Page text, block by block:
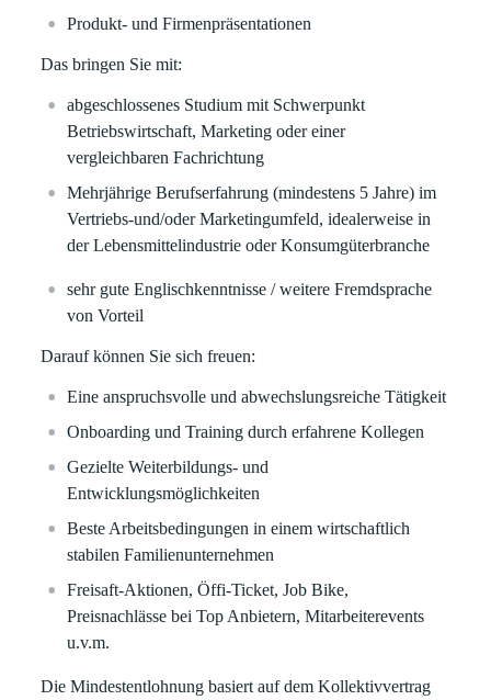
Produkt- und Firmenpräsentationen
Das bringen Sie mit:
abgeschlossenes Studium mit Schwerpunkt
Betriebswirtschaft, Marketing oder einer
vergleichbaren Fachrichtung
Mehrjährige Berufserfahrung (mindestens 5 Jahre) im
Vertriebs-und/oder Marketingumfeld, idealerweise in
der Lebensmittelindustrie oder Konsumgüterbranche
sehr gute Englischkenntnisse / weitere Fremdsprache
von Vorteil
Darauf können Sie sich freuen:
Eine anspruchsvolle und abwechslungsreiche Tätigkeit
Onboarding und Training durch erfahrene Kollegen
Gezielte Weiterbildungs- und
Entwicklungsmöglichkeiten
Beste Arbeitsbedingungen in einem wirtschaftlich
stabilen Familienunternehmen
Freisaft-Aktionen, Öffi-Ticket, Job Bike,
Preisnachlässe bei Top Anbietern, Mitarbeiterevents
u.v.m.
Die Mindestentlohnung basiert auf dem Kollektivvertrag